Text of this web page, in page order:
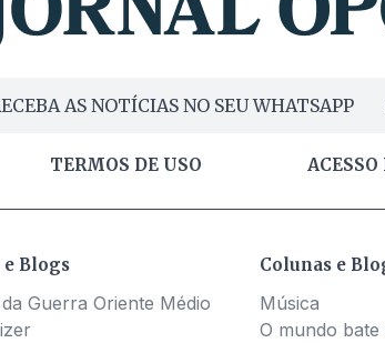
AS NOTÍCIAS NO SEU WHATSAPP
TERMOS DE USO
e Blogs
Guerra Oriente Médio
Colunas e
Música
O mundo